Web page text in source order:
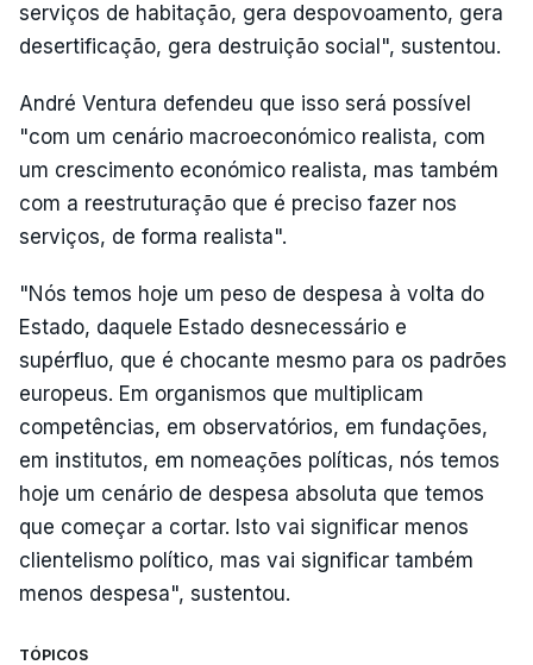
serviços de habitação, gera despovoamento, gera
desertificação, gera destruição social", sustentou.
André Ventura defendeu que isso será possível
"com um cenário macroeconómico realista, com
um crescimento económico realista, mas também
com a reestruturação que é preciso fazer nos
serviços, de forma realista".
"Nós temos hoje um peso de despesa à volta do
Estado, daquele Estado desnecessário e
supérfluo, que é chocante mesmo para os padrões
europeus. Em organismos que multiplicam
competências, em observatórios, em fundações,
em institutos, em nomeações políticas, nós temos
hoje um cenário de despesa absoluta que temos
que começar a cortar. Isto vai significar menos
clientelismo político, mas vai significar também
menos despesa", sustentou.
TÓPICOS